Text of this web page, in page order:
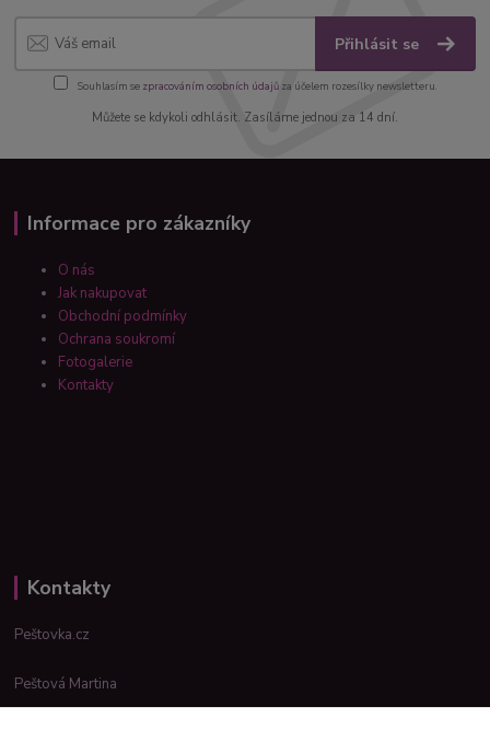
Přihlásit se
Souhlasím se zpracováním osobních údajůza účelem rozesílky newsletteru.
Můžete se kdykoli odhlásit. Zasíláme jednou za 14 dní.
Informace pro zákazníky
O nás
Jak nakupovat
Obchodní podmínky
Ochrana soukromí
Fotogalerie
Kontakty
Kontakty
Peštovka.cz
Peštová Martina